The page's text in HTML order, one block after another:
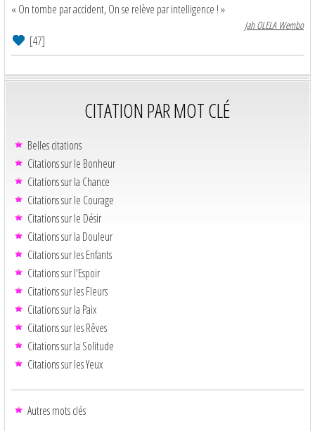
« On tombe par accident, On se relève par intelligence ! »
Jah OLELA Wembo
[47]
CITATION PAR MOT CLÉ
Belles citations
Citations sur le Bonheur
Citations sur la Chance
Citations sur le Courage
Citations sur le Désir
Citations sur la Douleur
Citations sur les Enfants
Citations sur l'Espoir
Citations sur les Fleurs
Citations sur la Paix
Citations sur les Rêves
Citations sur la Solitude
Citations sur les Yeux
Autres mots clés